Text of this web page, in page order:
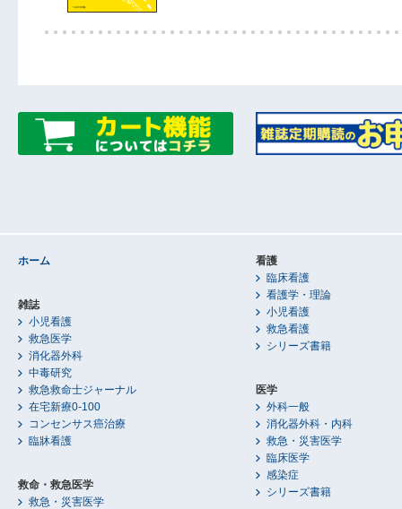
ホーム
雑誌
小児看護
救急医学
消化器外科
中毒研究
救急救命士ジャーナル
在宅新療0-100
コンセンサス癌治療
臨牀看護
救命・救急医学
救急・災害医学
看護
臨床看護
看護学・理論
小児看護
救急看護
シリーズ書籍
医学
外科一般
消化器外科・内科
救急・災害医学
臨床医学
感染症
シリーズ書籍